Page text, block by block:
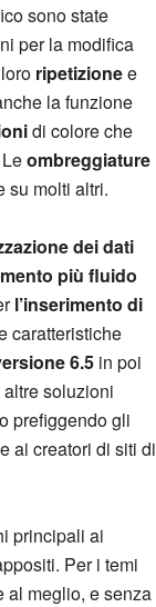
sono state
per la modifica
ripetizionee
la funzione
di colore che
ombreggiature
su molti altri.
dei dati
più fluido
l’inserimento di
caratteristiche
6.5 in poi
soluzioni
prefiggendo gli
ai creatori di siti di
principali ai
Per i temi
al meglio, e senza